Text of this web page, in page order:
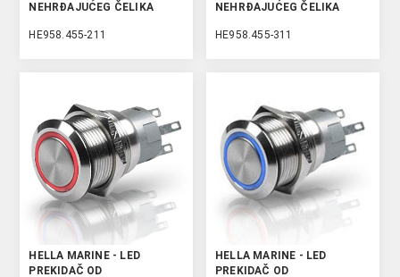
NEHRĐAJUĆEG ČELIKA
HE958.455-211
NEHRĐAJUĆEG ČELIKA
HE958.455-311
HELLA MARINE - LED
PREKIDAČ OD
HELLA MARINE - LED
PREKIDAČ OD